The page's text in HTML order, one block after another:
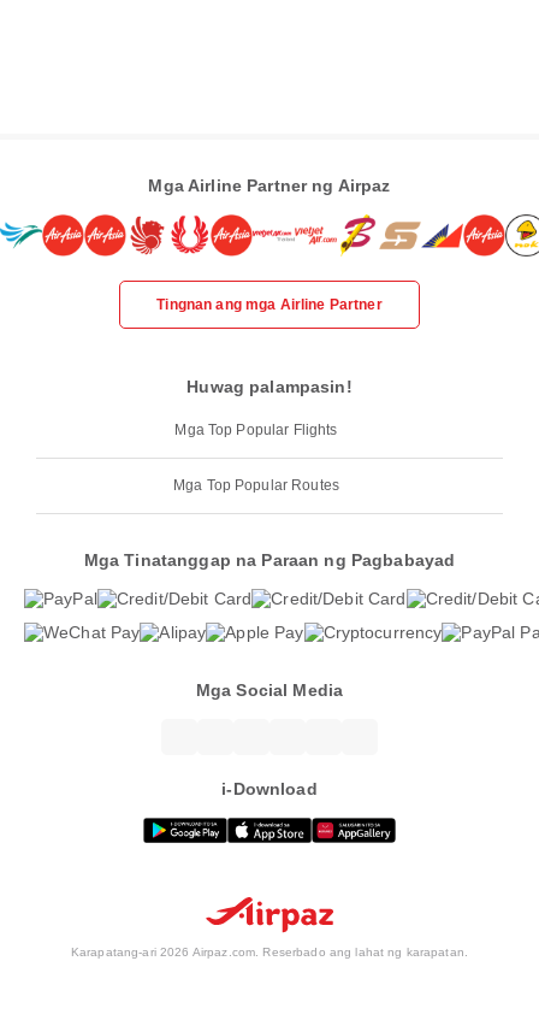
Mga Airline Partner ng Airpaz
Tingnan ang mga Airline Partner
Huwag palampasin!
Mga Top Popular Flights
Mga Top Popular Routes
Mga Tinatanggap na Paraan ng Pagbabayad
Mga Social Media
i-Download
Karapatang-ari 2026 Airpaz.com. Reserbado ang lahat ng karapatan.